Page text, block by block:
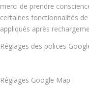
merci de prendre
certaines fonctionnalités
appliqués après
Réglages des polices
Réglages Google Map :